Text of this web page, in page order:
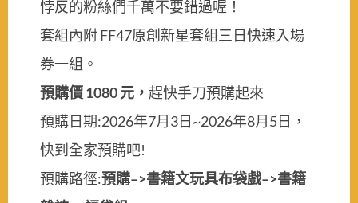
悖反的粉絲們千萬不要錯過喔！
套組內附 FF47原創新星套組三日快速入場
券一組。
預購價 1080 元， 趕快手刀預購起來
預購日期:2026年7月3日~2026年8月5日，
快到全家預購吧!
預購路徑:預購–>書籍文玩具布袋戲–>書籍